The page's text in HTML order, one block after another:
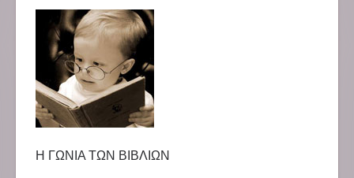
Η ΓΩΝΙΑ ΤΩΝ ΒΙΒΛΙΩΝ